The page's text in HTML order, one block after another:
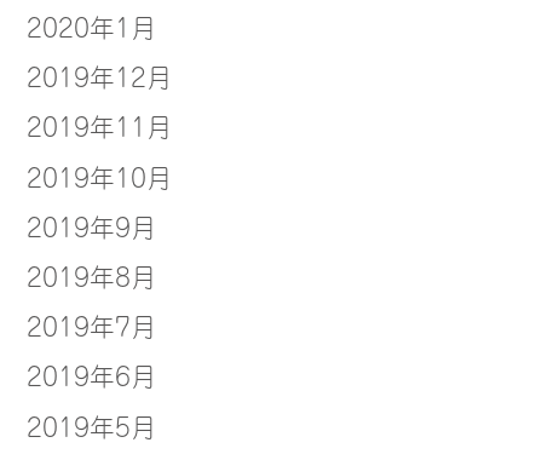
2020年1月
2019年12月
2019年11月
2019年10月
2019年9月
2019年8月
2019年7月
2019年6月
2019年5月